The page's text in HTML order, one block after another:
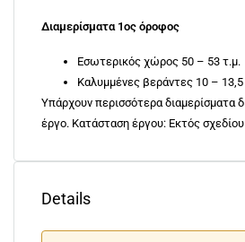
Διαμερίσματα 1ος όροφος
Εσωτερικός χώρος 50 – 53 τ.μ.
Καλυμμένες βεράντες 10 – 13,5
Υπάρχουν περισσότερα διαμερίσματα
έργο. Κατάσταση έργου: Εκτός σχεδίου
Details